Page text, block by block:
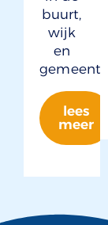
buurt,
wijk
en
gemeente.
lees
meer